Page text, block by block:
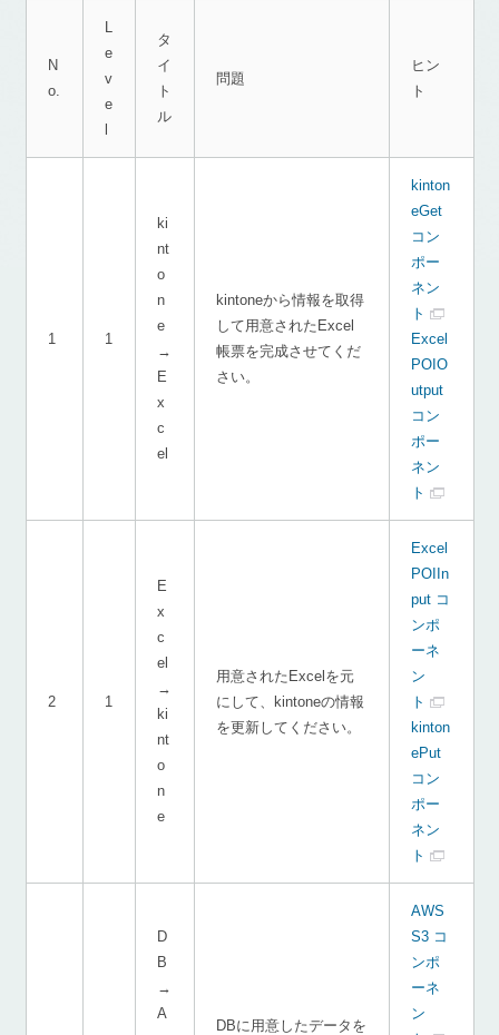
N
o.
L
e
v
e
l
タ
イ
ト
ル
問題
ヒン
ト
1 1
ki
nt
o
n
e
→
E
x
c
el
kintoneから情報を取得
して用意されたExcel
帳票を完成させてくだ
さい。
kinton
eGet
コン
ポー
ネン
ト
Excel
POIO
utput
コン
ポー
ネン
ト
2 1
E
x
c
el
→
ki
nt
o
n
e
用意されたExcelを元
にして、kintoneの情報
を更新してください。
Excel
POIIn
put コ
ンポ
ーネ
ン
ト
kinton
ePut
コン
ポー
ネン
ト
D
B
→
A
DBに用意したデータを
AWS
S3 コ
ンポ
ーネ
ン